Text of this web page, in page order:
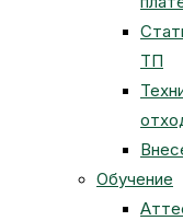
ТП
Обучение